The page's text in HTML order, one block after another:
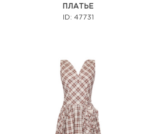
ПЛАТЬЕ
ID: 47731